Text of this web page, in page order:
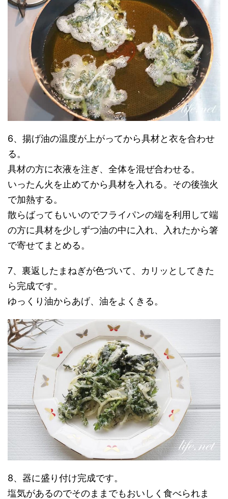
6、揚げ油の温度が上がってから具材と衣を合わせ
る。
具材の方に衣液を注ぎ、全体を混ぜ合わせる。
いったん火を止めてから具材を入れる。その後強火
で加熱する。
散らばってもいいのでフライパンの端を利用して端
の方に具材を少しずつ油の中に入れ、入れたから箸
で寄せてまとめる。
7、裏返したまねぎが色づいて、カリッとしてきた
ら完成です。
ゆっくり油からあげ、油をよくきる。
8、器に盛り付け完成です。
塩気があるのでそのままでもおいしく食べられま